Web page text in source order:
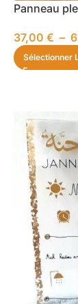
Panneau
37,00 € –
Sélectionner